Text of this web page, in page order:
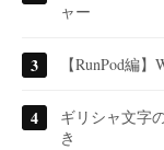
ャー
【RunPod編
ギリシャ文字
き